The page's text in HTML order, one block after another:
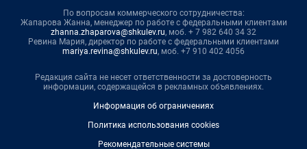
По вопросам коммерческого сотрудничества:
Жапарова Жанна, менеджер по работе с федеральными клиентами
zhanna.zhaparova@shkulev.ru, моб. + 7 982 640 34 32
Ревина Мария, директор по работе с федеральными клиентами
mariya.revina@shkulev.ru, моб. +7 910 402 4056
Редакция сайта не несет ответственности за достоверность
информации, содержащейся в рекламных объявлениях.
Информация об ограничениях
Политика использования cookies
Рекомендательные системы